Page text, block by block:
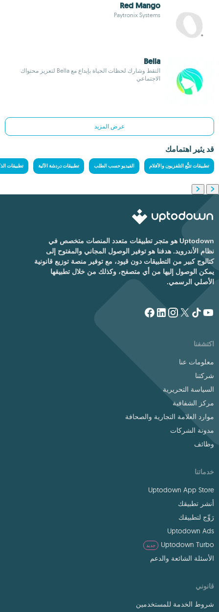
Red Mango
Paytronix Systems
Bella
التقط وشارك لحظات الحياة بإبداع مع Bella لتعزيز محتواك
الاجتماعي
عرض المزيد
قد يثير اهتمامك
تطبيقات تتبُّع التلفزيون والأفلام الفيديو حسب الطلب تطبيقات دردشة الآلية تطبيقات
Uptodown هو متجر تطبيقات متعدد المنصات متخصص في
نظام الأندرويد. هدفنا هو توفير الوصول المجاني والمفتوح إلى
كتالوج كبير من التطبيقات دون قيود، مع توفير منصة توزيع قانونية
يمكن الوصول إليها من أي متصفح، وكذلك من خلال تطبيقها
الأصلي الرسمي.
اكتشفنا
معلومات عنا
شركتنا
السياسة التحريرية
مركز الشفافية
موارد العلامة التجارية والصحافة
مدونة الشركات
وظائف
خدماتنا
Uptodown App Store
أنشر تطبيقك
رَوِّج لتطبيقك
Uptodown Ads
Uptodown Turbo
جديد
الأسئلة الشائعة والدعم
قانوني
شروط الخدمة للمستخدمين